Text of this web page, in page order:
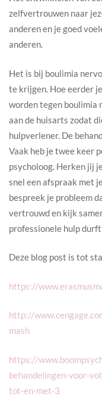
zelfvertrouwen naar
anderen en je goed
anderen.
Het is bij boulimia
te krijgen. Hoe eerder
worden tegen boulimia
aan de huisarts zodat
hulpverlener. De
Vaak heb je twee keer
psycholoog. Herken jij
snel een afspraak met
bespreek je probleem
vertrouwd en kijk
professionele hulp
Deze blog post is tot
https://
http://
mash
https://
behandelingen-voor-
tot-en-met-3